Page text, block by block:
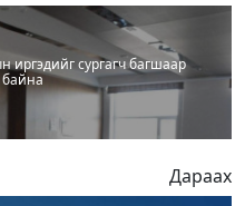
иргэдийг сургагч багшаар
байна
Дараах